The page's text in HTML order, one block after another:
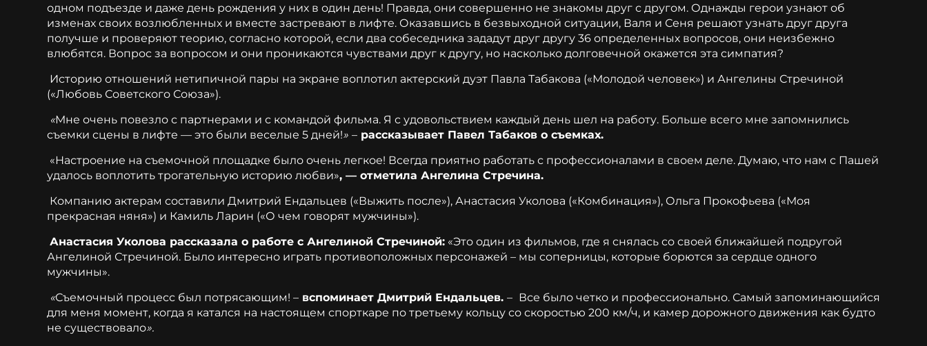
одном подъезде и даже день рождения у них в один день! Правда, они совершенно не знакомы друг с другом. Однажды герои узнают об
изменах своих возлюбленных и вместе застревают в лифте. Оказавшись в безвыходной ситуации, Валя и Сеня решают узнать друг друга
получше и проверяют теорию, согласно которой, если два собеседника зададут друг другу 36 определенных вопросов, они неизбежно
влюбятся. Вопрос за вопросом и они проникаются чувствами друг к другу, но насколько долговечной окажется эта симпатия?
Историю отношений нетипичной пары на экране воплотил актерский дуэт Павла Табакова («Молодой человек») и Ангелины Стречиной
(«Любовь Советского Союза»).
«Мне очень повезло с партнерами и с командой фильма. Я с удовольствием каждый день шел на работу. Больше всего мне запомнились
съемки сцены в лифте — это были веселые 5 дней!» – рассказывает Павел Табаков о съемках.
«Настроение на съемочной площадке было очень легкое! Всегда приятно работать с профессионалами в своем деле. Думаю, что нам с Пашей
удалось воплотить трогательную историю любви», — отметила Ангелина Стречина.
Компанию актерам составили Дмитрий Ендальцев («Выжить после»), Анастасия Уколова («Комбинация»), Ольга Прокофьева («Моя
прекрасная няня») и Камиль Ларин («О чем говорят мужчины»).
Анастасия Уколова рассказала о работе с Ангелиной Стречиной: «Это один из фильмов, где я снялась со своей ближайшей подругой
Ангелиной Стречиной. Было интересно играть противоположных персонажей – мы соперницы, которые борются за сердце одного
мужчины».
«Съемочный процесс был потрясающим! – вспоминает Дмитрий Ендальцев. – Все было четко и профессионально. Самый запоминающийся
для меня момент, когда я катался на настоящем спорткаре по третьему кольцу со скоростью 200 км/ч, и камер дорожного движения как будто
не существовало».